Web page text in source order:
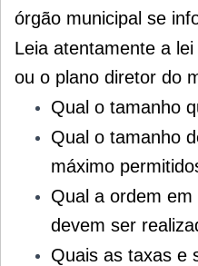
órgão municipal se
Leia atentamente a
ou o plano diretor do
Qual o tamanho
Qual o tamanho
máximo
Qual a ordem
devem ser
Quais as taxas e